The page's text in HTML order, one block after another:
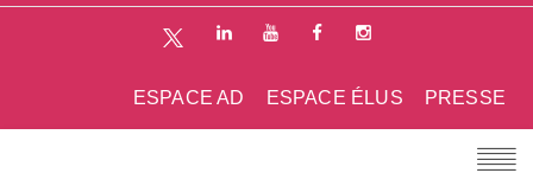
PRESSE
ESPACE ÉLUS
ESPACE AD